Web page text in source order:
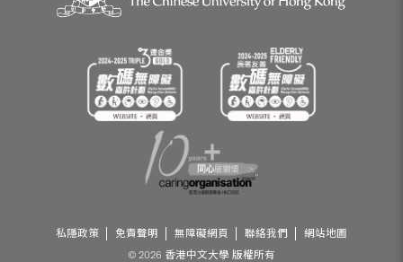
私隱政策 免責聲明 無障礙網頁 聯絡我們
網站地圖
© 2026 香港中文大學 版權所有